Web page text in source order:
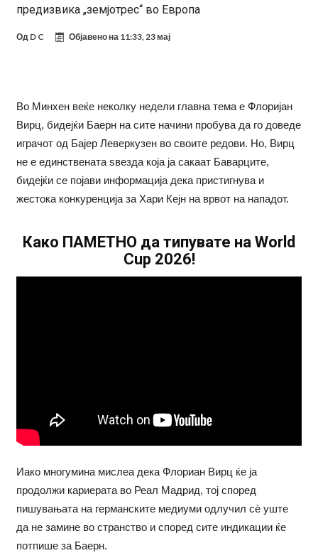
Мекгрегор успешно опериран: Коленото е средено, се враќам
посилен од кога било
Ханси Флик не жали долго за Араухо, туку брзо најде замена во
заМИнува на позајмица!?
Џејк Пол започнува голем напад на УФЦ
предизвика „земјотрес“ во Европа
Од D C Објавено на 11:33, 23 мај
Во Минхен веќе неколку недели главна тема е Флоријан
Вирц, бидејќи Баерн на сите начини пробува да го доведе
играчот од Бајер Леверкузен во своите редови. Но, Вирц
не е единствената ѕвезда која ја сакаат Баварците,
бидејќи се појави информација дека пристигнува и
жестока конкуренција за Хари Кејн на врвот на нападот.
Како ПАМЕТНО да типувате на World
Cup 2026!
Иако многумина мислеа дека Флориан Вирц ќе ја
продолжи кариерата во Реал Мадрид, тој според
пишувањата на германските медиуми одлучил сѐ уште
да не замине во странство и според сите индикации ќе
потпише за Баерн.